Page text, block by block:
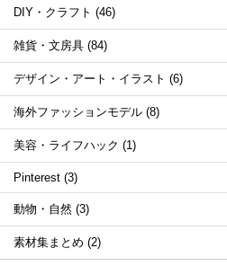
DIY・クラフト (46)
雑貨・文房具 (84)
デザイン・アート・イラスト (6)
海外ファッションモデル (8)
美容・ライフハック (1)
Pinterest (3)
動物・自然 (3)
素材集まとめ (2)